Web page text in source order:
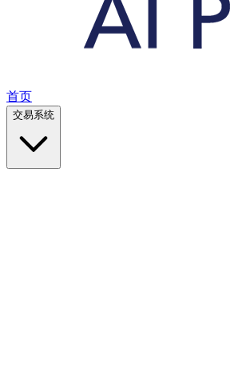
首页
交易系统